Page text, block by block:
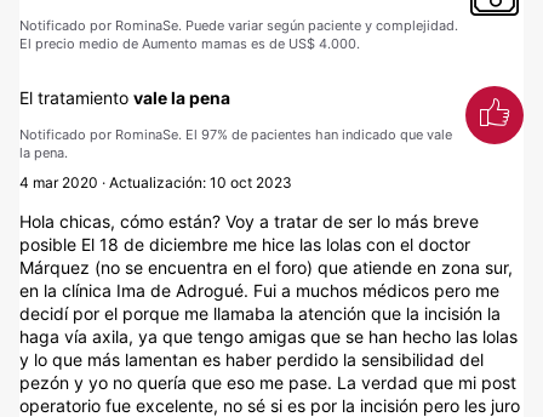
Notificado por RominaSe. Puede variar según paciente y complejidad.
El precio medio de Aumento mamas es de US$ 4.000.
El tratamiento vale la pena
Notificado por RominaSe. El 97% de pacientes han indicado que vale
la pena.
4 mar 2020 · Actualización: 10 oct 2023
Hola chicas, cómo están? Voy a tratar de ser lo más breve
posible El 18 de diciembre me hice las lolas con el doctor
Márquez (no se encuentra en el foro) que atiende en zona sur,
en la clínica Ima de Adrogué. Fui a muchos médicos pero me
decidí por el porque me llamaba la atención que la incisión la
haga vía axila, ya que tengo amigas que se han hecho las lolas
y lo que más lamentan es haber perdido la sensibilidad del
pezón y yo no quería que eso me pase. La verdad que mi post
operatorio fue excelente, no sé si es por la incisión pero les juro